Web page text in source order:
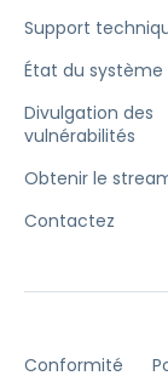
Support
État du système
Divulgation des
vulnérabilités
Obtenir le
Contactez
Conformité